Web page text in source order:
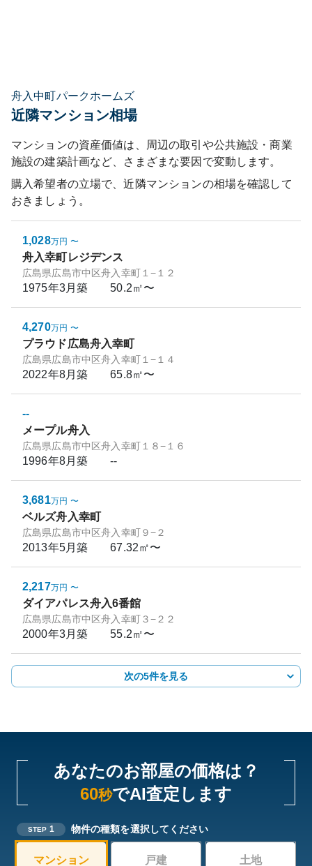
舟入中町パークホームズ
近隣マンション相場
マンションの資産価値は、周辺の取引や公共施設・商業
施設の建築計画など、さまざまな要因で変動します。
購入希望者の立場で、近隣マンションの相場を確認して
おきましょう。
1,028万円 〜
舟入幸町レジデンス
広島県広島市中区舟入幸町１−１２
1975年3月築 50.2㎡〜
4,270万円 〜
プラウド広島舟入幸町
広島県広島市中区舟入幸町１−１４
2022年8月築 65.8㎡〜
--
メープル舟入
広島県広島市中区舟入幸町１８−１６
1996年8月築 --
3,681万円 〜
ベルズ舟入幸町
広島県広島市中区舟入幸町９−２
2013年5月築 67.32㎡〜
2,217万円 〜
ダイアパレス舟入6番館
広島県広島市中区舟入幸町３−２２
2000年3月築 55.2㎡〜
次の5件を見る
あなたのお部屋の価格は？
60秒でAI査定します
STEP 1 物件の種類を選択してください
マンション 戸建 土地